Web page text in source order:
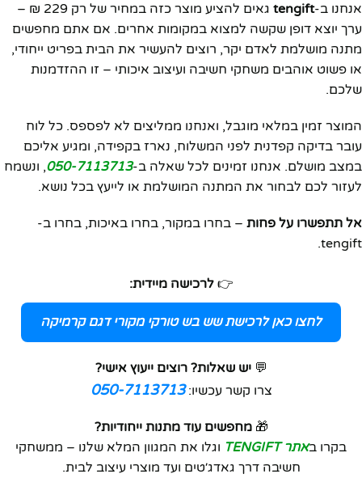
אנחנו ב-tengift
גאים להציע מוצר כזה במחיר של רק 229 ₪ –
ערך יוצא דופן שקשה למצוא במקומות אחרים. אם אתם מחפשים
מתנה מושלמת לאדם יקר, רוצים להעשיר את הבית בפריט ייחודי,
או פשוט אוהבים משחקי חשיבה ועיצוב איכותי – זו ההזדמנות
שלכם.
המוצר זמין במלאי מוגבל, ואנחנו ממליצים לא לפספס. כל לוח
עובר בדיקה קפדנית לפני המשלוח, נארז בקפידה, ומגיע אליכם
במצב מושלם. אנחנו זמינים לכל שאלה ב-050-7113713, ונשמח
לעזור לכם לבחור את המתנה המושלמת או לייעץ בכל נושא.
אל תתפשרו על פחות – בחרו במקור, בחרו באיכות, בחרו ב-
tengift.
👉לרכישה מיידית:
לחצו כאן לרכישת שש בש טורקי מקורי דגם קרמיקה
💬יש שאלות? רוצים ייעוץ אישי?
צרו קשר עכשיו:050-7113713
🎁מחפשים עוד מתנות ייחודיות?
בקרו באתר TENGIFT
וגלו את המגוון המלא שלנו – ממשחקי
חשיבה דרך גאדג׳טים ועד מוצרי עיצוב לבית.